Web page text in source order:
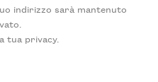
indirizzo sarà mantenuto
tua privacy.